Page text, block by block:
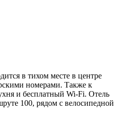
в тихом месте в центре
номерами. Также к
и бесплатный Wi-Fi. Отель
100, рядом с велосипедной